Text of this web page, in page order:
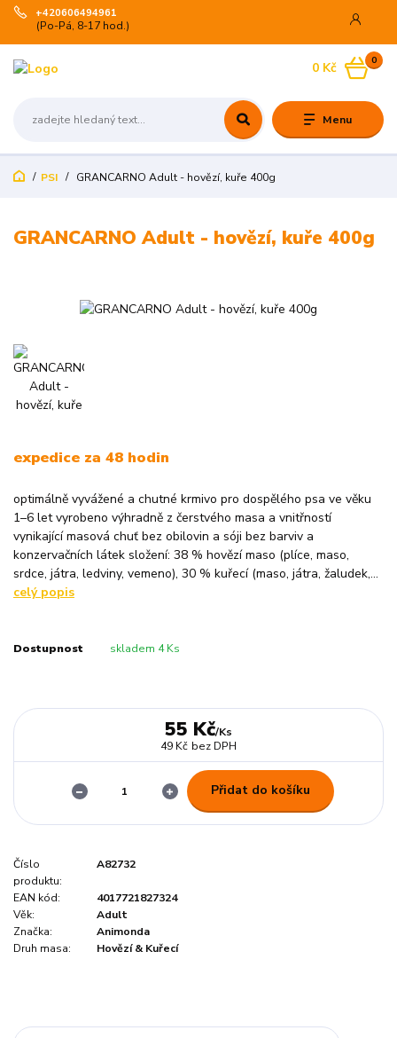
Menu
+420606494961
(Po-Pá, 8-17 hod.)
0
0 Kč
PSI GRANCARNO Adult - hovězí, kuře 400g
GRANCARNO Adult - hovězí, kuře 400g
expedice za 48 hodin
optimálně vyvážené a chutné krmivo pro dospělého psa ve věku
1–6 let vyrobeno výhradně z čerstvého masa a vnitřností
vynikající masová chuť bez obilovin a sóji bez barviv a
konzervačních látek složení: 38 % hovězí maso (plíce, maso,
srdce, játra, ledviny, vemeno), 30 % kuřecí (maso, játra, žaludek,...
celý popis
Dostupnost skladem 4 Ks
55 Kč/Ks
49 Kč bez DPH
Přidat do košíku
Číslo
produktu:
A82732
EAN kód:
4017721827324
Věk:
Adult
Značka:
Animonda
Druh masa:
Hovězí & Kuřecí